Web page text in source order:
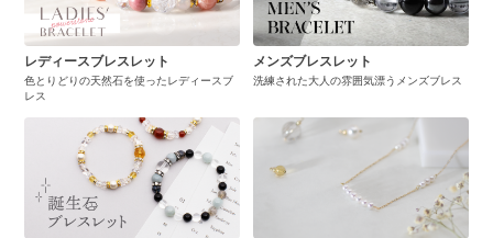
レディースブレスレット
色とりどりの天然石を使ったレディースブ
レス
メンズブレスレット
洗練された大人の雰囲気漂うメンズブレス